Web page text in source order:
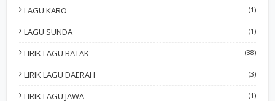
LAGU KARO (1)
LAGU SUNDA (1)
LIRIK LAGU BATAK (38)
LIRIK LAGU DAERAH (3)
LIRIK LAGU JAWA (1)